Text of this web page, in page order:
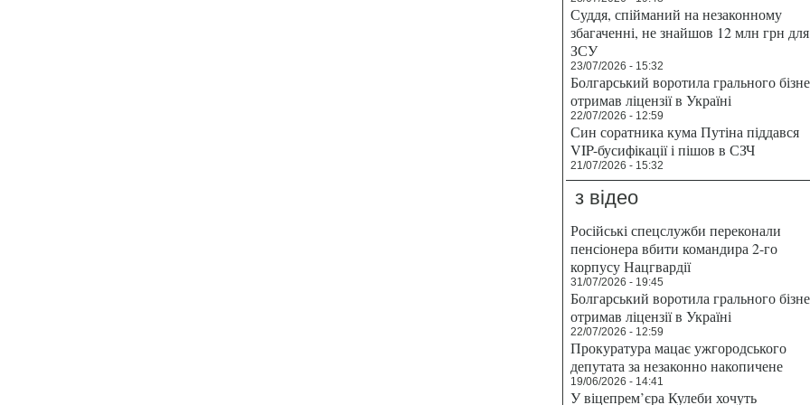
Суддя, спійманий на незаконному
збагаченні, не знайшов 12 млн грн для
ЗСУ
23/07/2026 - 15:32
Болгарський воротила грального
отримав ліцензії в Україні
22/07/2026 - 12:59
Син соратника кума Путіна піддався
VIP-бусифікації і пішов в СЗЧ
21/07/2026 - 15:32
з відео
Російські спецслужби переконали
пенсіонера вбити командира 2-го
корпусу Нацгвардії
31/07/2026 - 19:45
Болгарський воротила грального
отримав ліцензії в Україні
22/07/2026 - 12:59
Прокуратура мацає ужгородського
депутата за незаконно накопичене
19/06/2026 - 14:41
У віцепрем’єра Кулеби хочуть